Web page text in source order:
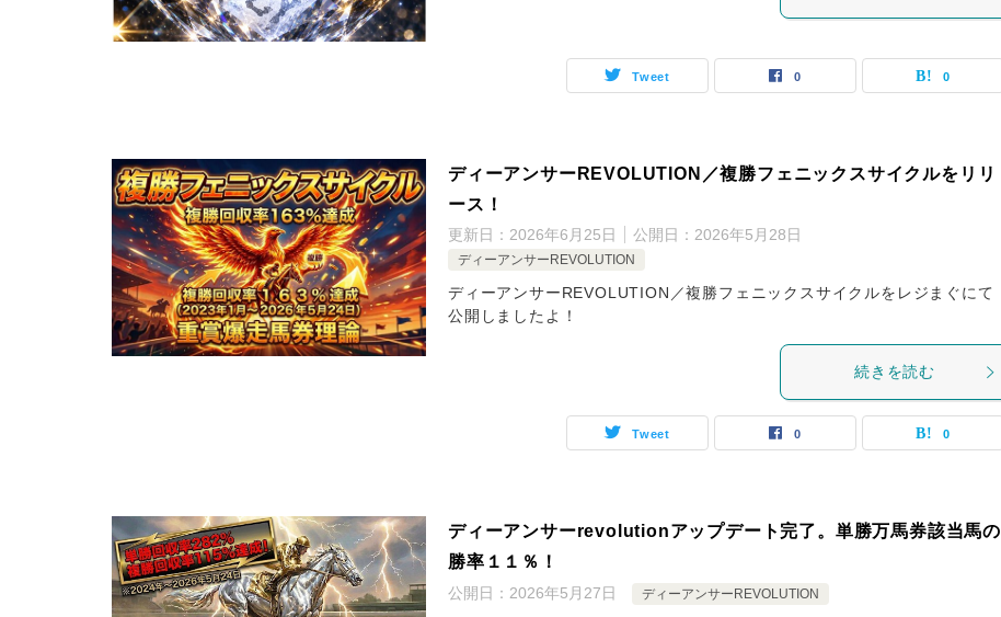
Tweet 0 0
ディーアンサーREVOLUTION／複勝フェニックスサイクルをリリ
ース！
更新日： 2026年6月25日 公開日： 2026年5月28日
ディーアンサーREVOLUTION
ディーアンサーREVOLUTION／複勝フェニックスサイクルをレジまぐにて
公開しましたよ！
続きを読む
Tweet 0 0
ディーアンサーrevolutionアップデート完了。単勝万馬券該当馬の
勝率１１％！
公開日： 2026年5月27日 ディーアンサーREVOLUTION